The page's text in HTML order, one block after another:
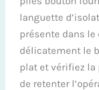
languette
présente dans
délicatement le
plat et vérifiez la
de retenter